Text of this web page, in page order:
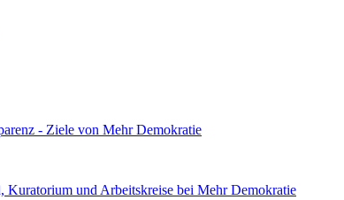
- Ziele von Mehr Demokratie
Kuratorium und Arbeitskreise bei Mehr Demokratie